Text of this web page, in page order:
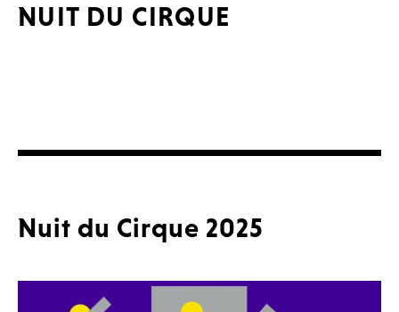
NUIT DU CIRQUE
Nuit du Cirque 2025